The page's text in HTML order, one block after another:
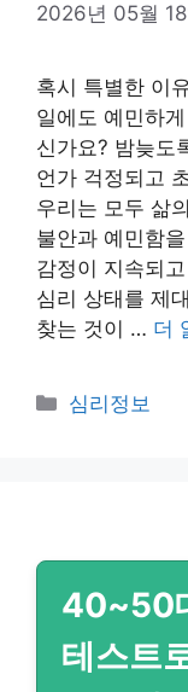
2026년 05월 18
혹시 특별한 이
일에도 예민하
신가요? 밤늦도
언가 걱정되고
우리는 모두 삶
불안과 예민함
감정이 지속되
심리 상태를 제
찾는 것이 … 더
카
심리정보
40~50
테스트